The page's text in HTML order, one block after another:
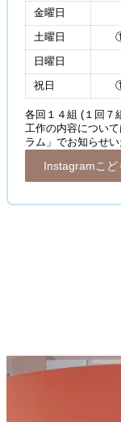
金曜日
土曜日
日曜日
祝日
各回１４組 (１回７
工作の内容につい
ラム」でお知らせ
Instagramこ